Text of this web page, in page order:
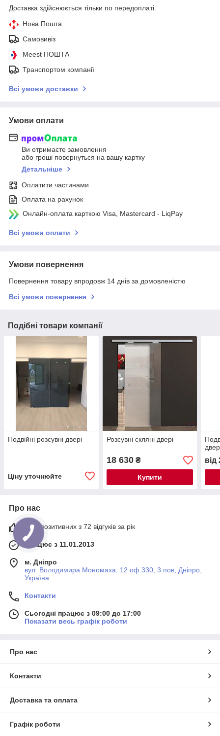
Доставка здійснюється тільки по передоплаті.
Нова Пошта
Самовивіз
Meest ПОШТА
Транспортом компанії
Всі умови доставки
Умови оплати
Ви отримаєте замовлення
або гроші повернуться на вашу картку
Детальніше
Оплатити частинами
Оплата на рахунок
Онлайн-оплата карткою Visa, Mastercard - LiqPay
Всі умови оплати
Умови повернення
Повернення товару впродовж 14 днів за домовленістю
Всі умови повернення
Подібні товари компанії
Подвійні розсувні двері
Ціну уточнюйте
Розсувні скляні двері
18 630₴
Купити
від
Про нас
99% позитивних з 72 відгуків за рік
Працює з 11.01.2013
м. Дніпро
вул. Володимира Мономаха, 12 оф.330, 3 пов, Дніпро,
Україна
Контакти
Сьогодні працює з 09:00 до 17:00
Показати весь графік роботи
Про нас
Контакти
Доставка та оплата
Графік роботи